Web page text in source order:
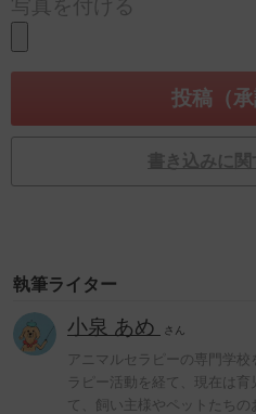
写真を付ける
書き込みに関
執筆ライター
小泉 あめ さん
アニマルセラピーの専門学
ラピー活動を経て、現在は育
て、飼い主様やペットたち